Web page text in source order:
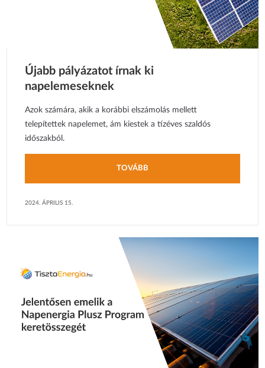
Újabb pályázatot írnak ki
napelemeseknek
Azok számára, akik a korábbi elszámolás mellett
telepítettek napelemet, ám kiestek a tízéves szaldós
időszakból.
TOVÁBB
2024. ÁPRILIS 15.